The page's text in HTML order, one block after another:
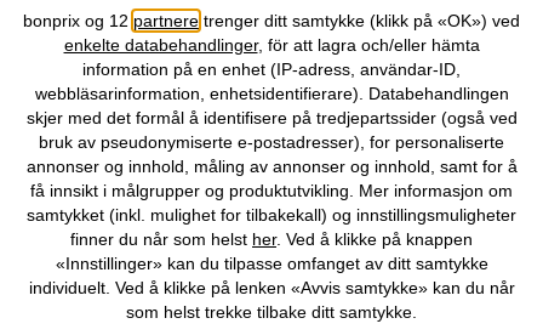
Vårt tilbud
Selskapet
Topkategorier / Sesongvarer
Du kan også finne oss på
bonprix og 12 partnere trenger ditt samtykke (klikk på «OK») ved
enkelte databehandlinger, för att lagra och/eller hämta
information på en enhet (IP-adress, användar-ID,
webbläsarinformation, enhetsidentifierare). Databehandlingen
skjer med det formål å identifisere på tredjepartssider (også ved
bruk av pseudonymiserte e-postadresser), for personaliserte
annonser og innhold, måling av annonser og innhold, samt for å
få innsikt i målgrupper og produktutvikling. Mer informasjon om
samtykket (inkl. mulighet for tilbakekall) og innstillingsmuligheter
finner du når som helst her. Ved å klikke på knappen
«Innstillinger» kan du tilpasse omfanget av ditt samtykke
individuelt. Ved å klikke på lenken «Avvis samtykke» kan du når
som helst trekke tilbake ditt samtykke.